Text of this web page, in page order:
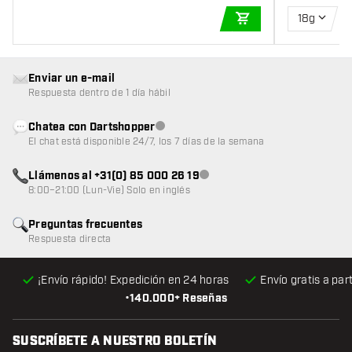
AÑADIR A LA
18g
•140.000+ Reseñas
¡Envío rápido! Expedición en 24 horas Envío gratis a
Preguntas frecuentes
Respuesta directa
Enviar un e-mail
Respuesta dentro de 1 día hábil
Chatea con DartshopperAtención al cliente no disponible
El chat está disponible 24/7, los 7 días de la semana
Llámenos al +31(0) 85 000 26 19Atención al cliente no disponible
8:00–21:00 (Lun-Vie) Solo en inglés
SUSCRÍBETE A NUESTRO BOLETÍN